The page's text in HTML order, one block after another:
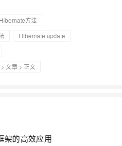
Hibernate方法
Hibernate update
> 文章 > 正文
架的高效应用